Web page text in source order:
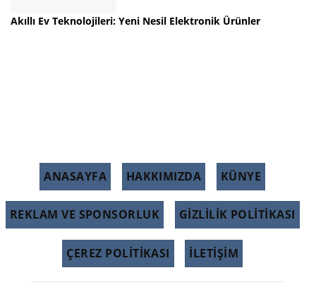
Akıllı Ev Teknolojileri: Yeni Nesil Elektronik Ürünler
ANASAYFA HAKKIMIZDA KÜNYE
REKLAM VE SPONSORLUK GIZLILIK POLITIKASI
ÇEREZ POLITIKASI İLETİŞİM